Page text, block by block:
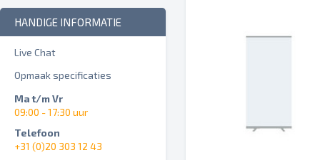
HANDIGE INFORMATIE
Live Chat
Opmaak specificaties
Ma t/m Vr
09:00 - 17:30 uur
Telefoon
+31 (0)20 303 12 43